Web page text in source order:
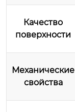
Качество
поверхности
Механические
свойства